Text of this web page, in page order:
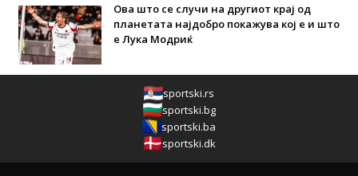
Ова што се случи на другиот крај од
планетата најдобро покажува кој е и што
е Лука Модриќ
sportski.rs
sportski.bg
sportski.ba
sportski.dk